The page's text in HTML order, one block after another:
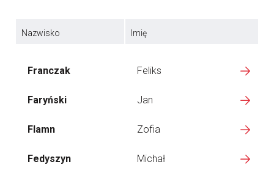
Nazwisko Imię
Franczak Feliks
Faryński Jan
Flamn Zofia
Fedyszyn Michał